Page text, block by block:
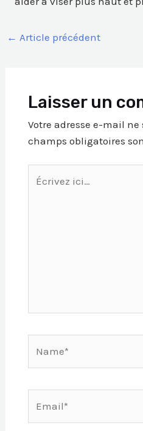
← Article précédent
Laisser un
Votre adresse e-mail ne
champs obligatoires
ici…